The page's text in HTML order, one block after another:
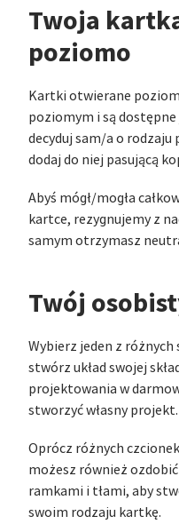
Twoja
poziomo
Kartki otwierane
poziomym i są
decyduj sam/a o
dodaj do niej pasującą
Abyś mógł/mogła
kartce, rezygnujemy z
samym otrzymasz
Twój
Wybierz jeden z
stwórz układ swojej
projektowania w
stworzyć własny projekt.
Oprócz różnych
możesz również
ramkami i tłami, aby
swoim rodzaju kartkę.